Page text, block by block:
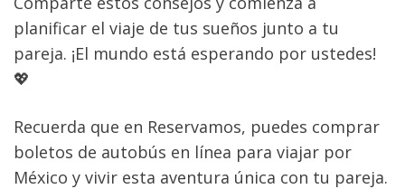
planificar el viaje de tus sueños junto a tu
pareja. ¡El mundo está esperando por ustedes!
💖
Recuerda que en Reservamos, puedes comprar
boletos de autobús en línea para viajar por
México y vivir esta aventura única con tu pareja.